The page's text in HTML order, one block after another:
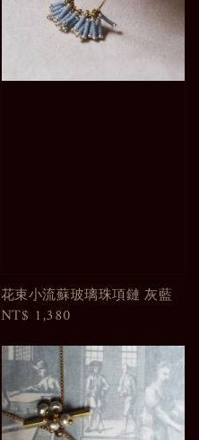
花束小流蘇玻璃珠項鏈 灰藍
Regular
NT$ 1,380